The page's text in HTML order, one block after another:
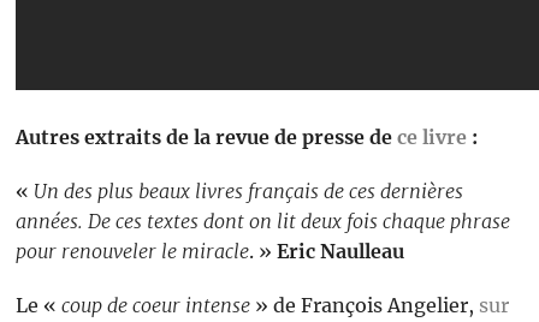
Autres extraits de la revue de presse de ce livre:
« Un des plus beaux livres français de ces dernières
années. De ces textes dont on lit deux fois chaque phrase
pour renouveler le miracle. » Eric Naulleau
Le « coup de coeur intense » de François Angelier, sur